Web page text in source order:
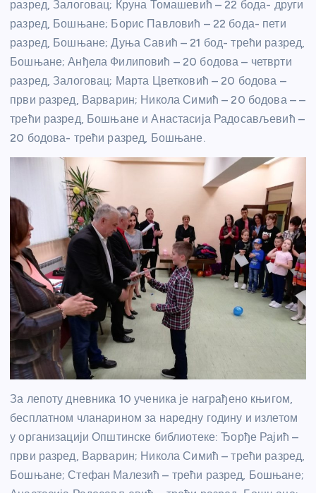
разред, Залоговац; Круна Томашевић – 22 бода- други
разред, Бошњане; Борис Павловић – 22 бода- пети
разред, Бошњане; Дуња Савић – 21 бод- трећи разред,
Бошњане; Анђела Филиповић – 20 бодова – четврти
разред, Залоговац; Марта Цветковић – 20 бодова –
први разред, Варварин; Никола Симић – 20 бодова – –
трећи разред, Бошњане и Анастасија Радосављевић –
20 бодова- трећи разред, Бошњане.
За лепоту дневника 10 ученика је награђено књигом,
бесплатном чланарином за наредну годину и излетом
у организацији Општинске библиотеке: Ђорђе Рајић –
први разред, Варварин; Никола Симић – трећи разред,
Бошњане; Стефан Малезић – трећи разред, Бошњане;